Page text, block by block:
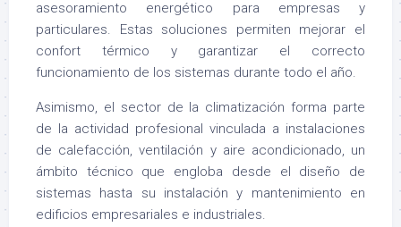
asesoramiento energético para empresas y
particulares. Estas soluciones permiten mejorar el
confort térmico y garantizar el correcto
funcionamiento de los sistemas durante todo el año.
Asimismo, el sector de la climatización forma parte
de la actividad profesional vinculada a instalaciones
de calefacción, ventilación y aire acondicionado, un
ámbito técnico que engloba desde el diseño de
sistemas hasta su instalación y mantenimiento en
edificios empresariales e industriales.